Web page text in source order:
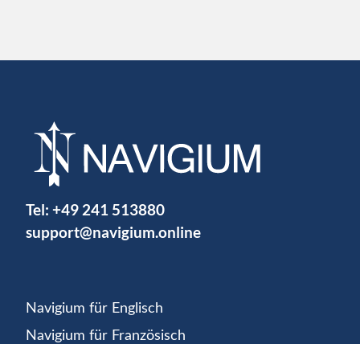
Tel: +49 241 513880
support@navigium.online
Navigium für Englisch
Navigium für Französisch